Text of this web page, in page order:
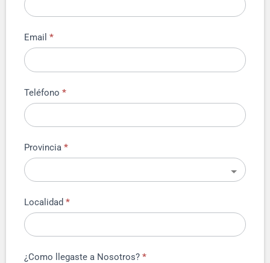
Email *
Teléfono *
Provincia *
Localidad *
¿Como llegaste a Nosotros? *